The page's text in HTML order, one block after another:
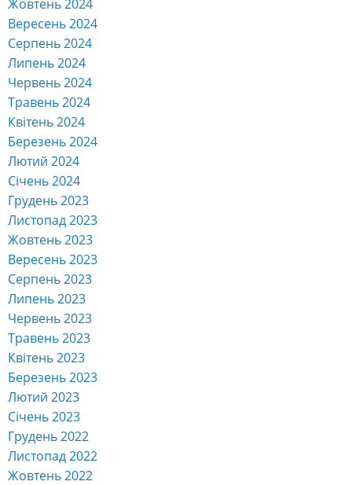
Жовтень 2024
Вересень 2024
Серпень 2024
Липень 2024
Червень 2024
Травень 2024
Квітень 2024
Березень 2024
Лютий 2024
Січень 2024
Грудень 2023
Листопад 2023
Жовтень 2023
Вересень 2023
Серпень 2023
Липень 2023
Червень 2023
Травень 2023
Квітень 2023
Березень 2023
Лютий 2023
Січень 2023
Грудень 2022
Листопад 2022
Жовтень 2022